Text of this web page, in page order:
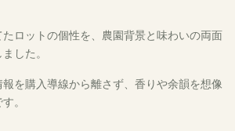
ロットの個性を、農園背景と味わいの両面
した。
を購入導線から離さず、香りや余韻を想像
。